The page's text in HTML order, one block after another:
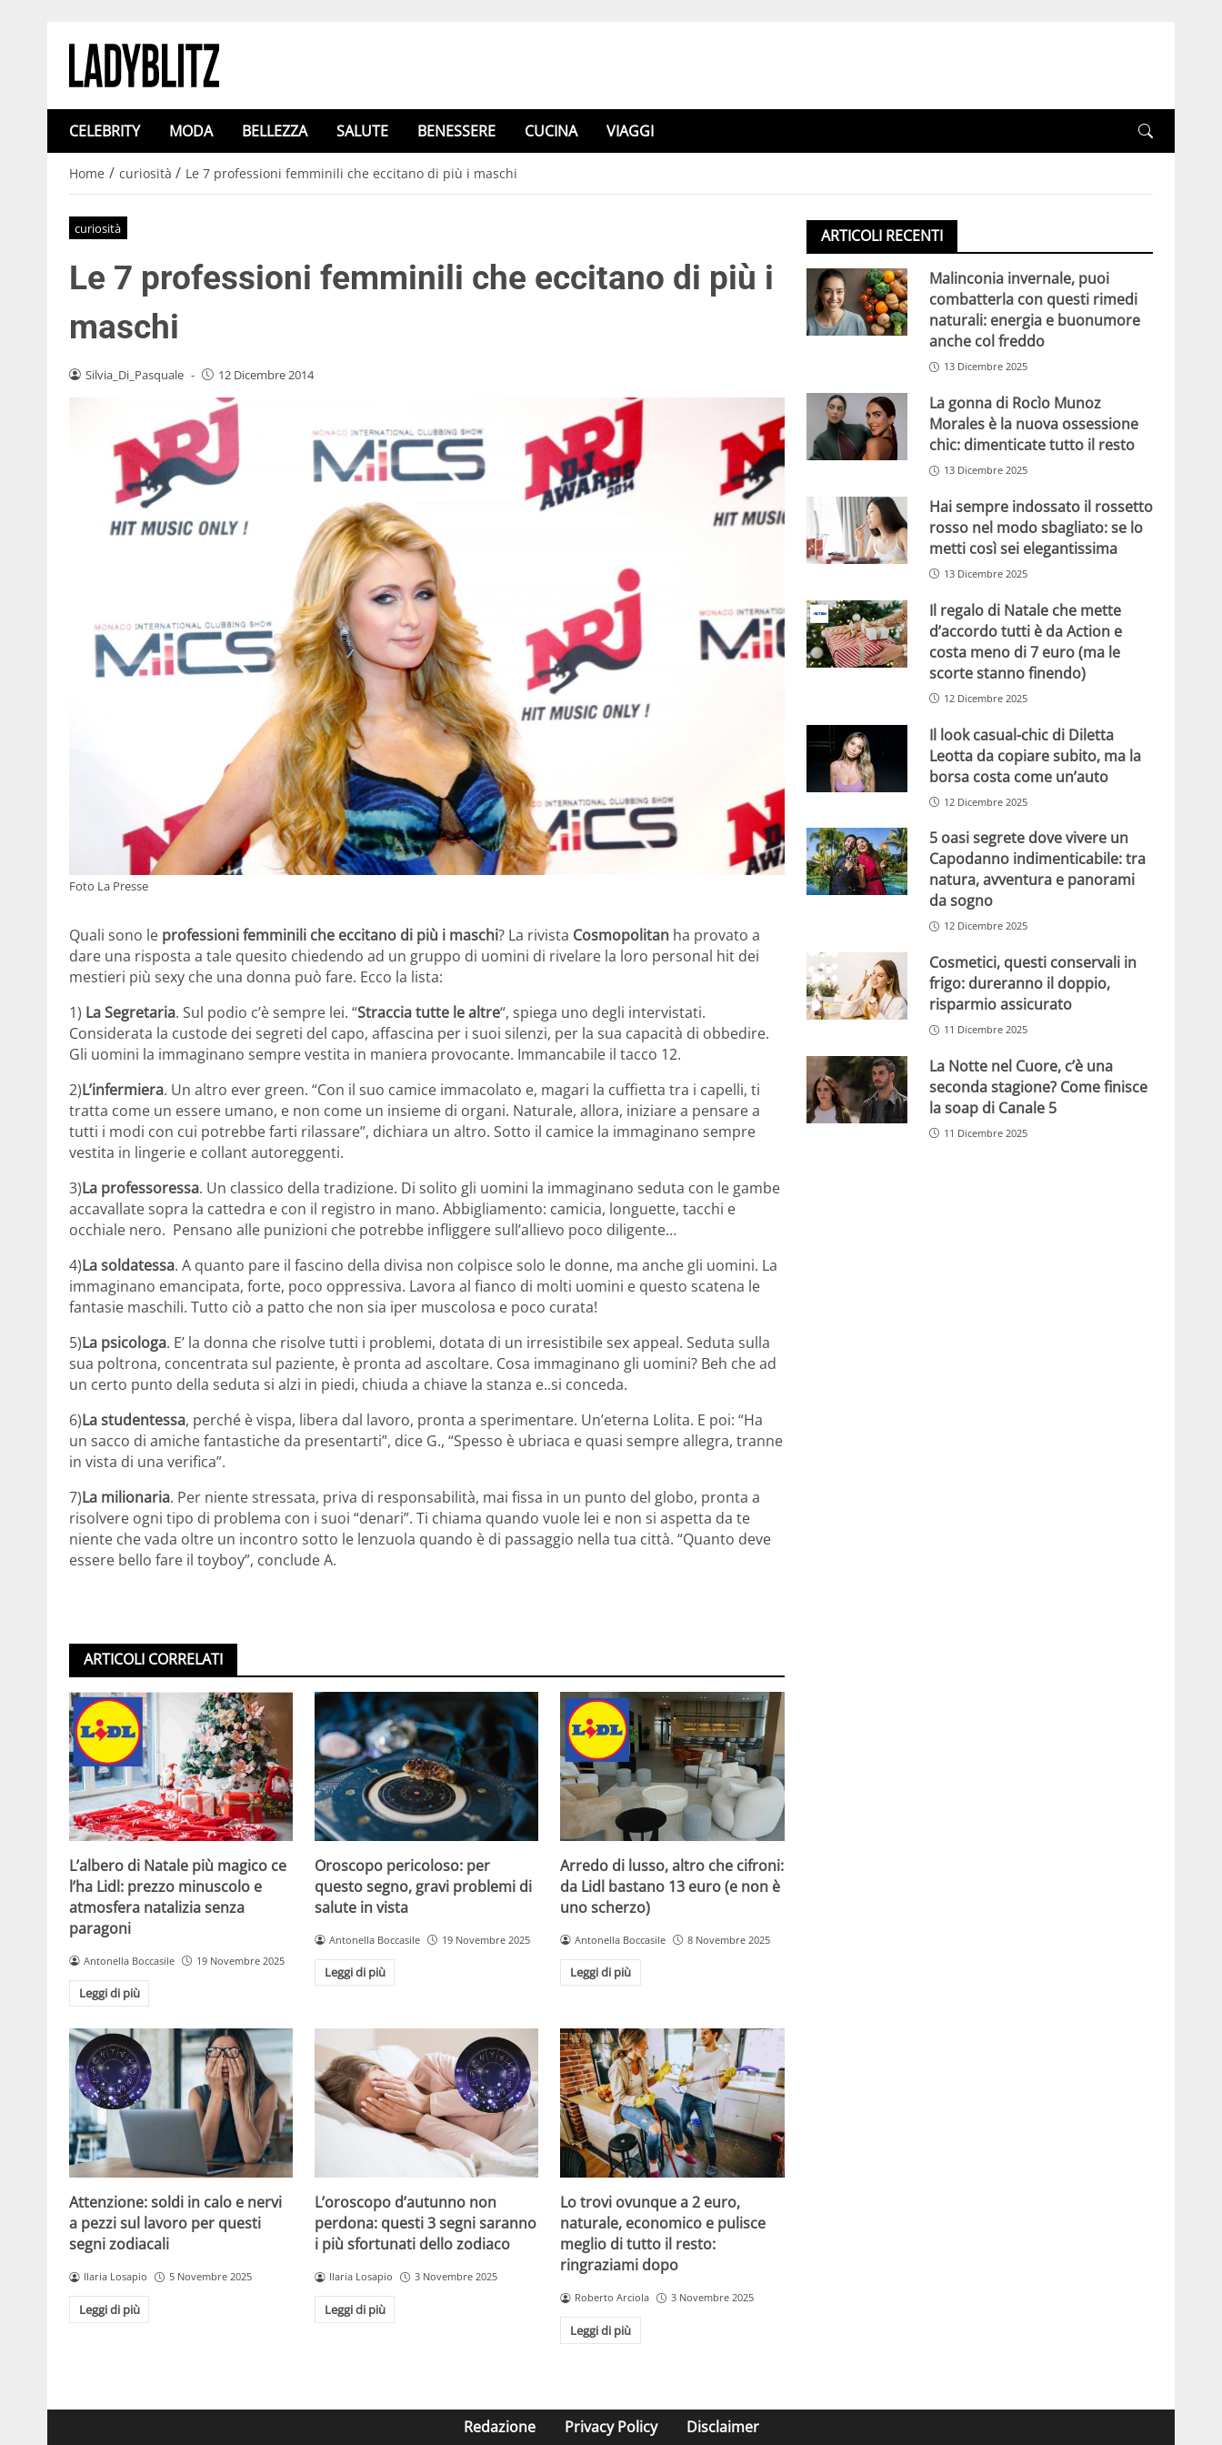
CELEBRITY MODA BELLEZZA SALUTE BENESSERE CUCINA VIAGGI
Home / curiosità / Le 7 professioni femminili che eccitano di più i maschi
curiosità
Le 7 professioni femminili che eccitano di più i
maschi
Silvia_Di_Pasquale - 12 Dicembre 2014
Foto La Presse
Quali sono le professioni femminili che eccitano di più i maschi? La rivista Cosmopolitan ha provato a
dare una risposta a tale quesito chiedendo ad un gruppo di uomini di rivelare la loro personal hit dei
mestieri più sexy che una donna può fare. Ecco la lista:
1) La Segretaria. Sul podio c’è sempre lei. “Straccia tutte le altre“, spiega uno degli intervistati.
Considerata la custode dei segreti del capo, affascina per i suoi silenzi, per la sua capacità di obbedire.
Gli uomini la immaginano sempre vestita in maniera provocante. Immancabile il tacco 12.
2)L’infermiera. Un altro ever green. “Con il suo camice immacolato e, magari la cuffietta tra i capelli, ti
tratta come un essere umano, e non come un insieme di organi. Naturale, allora, iniziare a pensare a
tutti i modi con cui potrebbe farti rilassare”, dichiara un altro. Sotto il camice la immaginano sempre
vestita in lingerie e collant autoreggenti.
3)La professoressa. Un classico della tradizione. Di solito gli uomini la immaginano seduta con le gambe
accavallate sopra la cattedra e con il registro in mano. Abbigliamento: camicia, longuette, tacchi e
occhiale nero. Pensano alle punizioni che potrebbe infliggere sull’allievo poco diligente…
4)La soldatessa. A quanto pare il fascino della divisa non colpisce solo le donne, ma anche gli uomini. La
immaginano emancipata, forte, poco oppressiva. Lavora al fianco di molti uomini e questo scatena le
fantasie maschili. Tutto ciò a patto che non sia iper muscolosa e poco curata!
5)La psicologa. E’ la donna che risolve tutti i problemi, dotata di un irresistibile sex appeal. Seduta sulla
sua poltrona, concentrata sul paziente, è pronta ad ascoltare. Cosa immaginano gli uomini? Beh che ad
un certo punto della seduta si alzi in piedi, chiuda a chiave la stanza e..si conceda.
6)La studentessa, perché è vispa, libera dal lavoro, pronta a sperimentare. Un’eterna Lolita. E poi: “Ha
un sacco di amiche fantastiche da presentarti”, dice G., “Spesso è ubriaca e quasi sempre allegra, tranne
in vista di una verifica”.
7)La milionaria. Per niente stressata, priva di responsabilità, mai fissa in un punto del globo, pronta a
risolvere ogni tipo di problema con i suoi “denari”. Ti chiama quando vuole lei e non si aspetta da te
niente che vada oltre un incontro sotto le lenzuola quando è di passaggio nella tua città. “Quanto deve
essere bello fare il toyboy”, conclude A.
ARTICOLI CORRELATI
L’albero di Natale più magico ce
l’ha Lidl: prezzo minuscolo e
atmosfera natalizia senza
paragoni
Antonella Boccasile 19 Novembre 2025
Leggi di più
Oroscopo pericoloso: per
questo segno, gravi problemi di
salute in vista
Antonella Boccasile 19 Novembre 2025
Leggi di più
Arredo di lusso, altro che cifroni:
da Lidl bastano 13 euro (e non è
uno scherzo)
Antonella Boccasile 8 Novembre 2025
Leggi di più
Attenzione: soldi in calo e nervi
a pezzi sul lavoro per questi
segni zodiacali
Ilaria Losapio 5 Novembre 2025
Leggi di più
L’oroscopo d’autunno non
perdona: questi 3 segni saranno
i più sfortunati dello zodiaco
Ilaria Losapio 3 Novembre 2025
Leggi di più
Lo trovi ovunque a 2 euro,
naturale, economico e pulisce
meglio di tutto il resto:
ringraziami dopo
Roberto Arciola 3 Novembre 2025
Leggi di più
ARTICOLI RECENTI
Malinconia invernale, puoi
combatterla con questi rimedi
naturali: energia e buonumore
anche col freddo
13 Dicembre 2025
La gonna di Rocìo Munoz
Morales è la nuova ossessione
chic: dimenticate tutto il resto
13 Dicembre 2025
Hai sempre indossato il rossetto
rosso nel modo sbagliato: se lo
metti così sei elegantissima
13 Dicembre 2025
Il regalo di Natale che mette
d’accordo tutti è da Action e
costa meno di 7 euro (ma le
scorte stanno finendo)
12 Dicembre 2025
Il look casual-chic di Diletta
Leotta da copiare subito, ma la
borsa costa come un’auto
12 Dicembre 2025
5 oasi segrete dove vivere un
Capodanno indimenticabile: tra
natura, avventura e panorami
da sogno
12 Dicembre 2025
Cosmetici, questi conservali in
frigo: dureranno il doppio,
risparmio assicurato
11 Dicembre 2025
La Notte nel Cuore, c’è una
seconda stagione? Come finisce
la soap di Canale 5
11 Dicembre 2025
Redazione Privacy Policy Disclaimer